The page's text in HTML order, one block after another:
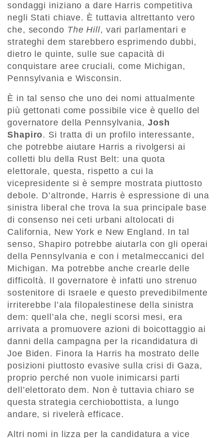
sondaggi iniziano a dare Harris competitiva
negli Stati chiave. È tuttavia altrettanto vero
che, secondo The Hill, vari parlamentari e
strateghi dem starebbero esprimendo dubbi,
dietro le quinte, sulle sue capacità di
conquistare aree cruciali, come Michigan,
Pennsylvania e Wisconsin.
È in tal senso che uno dei nomi attualmente
più gettonati come possibile vice è quello del
governatore della Pennsylvania, Josh
Shapiro. Si tratta di un profilo interessante,
che potrebbe aiutare Harris a rivolgersi ai
colletti blu della Rust Belt: una quota
elettorale, questa, rispetto a cui la
vicepresidente si è sempre mostrata piuttosto
debole. D’altronde, Harris è espressione di una
sinistra liberal che trova la sua principale base
di consenso nei ceti urbani altolocati di
California, New York e New England. In tal
senso, Shapiro potrebbe aiutarla con gli operai
della Pennsylvania e con i metalmeccanici del
Michigan. Ma potrebbe anche crearle delle
difficoltà. Il governatore è infatti uno strenuo
sostenitore di Israele e questo prevedibilmente
irriterebbe l’ala filopalestinese della sinistra
dem: quell’ala che, negli scorsi mesi, era
arrivata a promuovere azioni di boicottaggio ai
danni della campagna per la ricandidatura di
Joe Biden. Finora la Harris ha mostrato delle
posizioni piuttosto evasive sulla crisi di Gaza,
proprio perché non vuole inimicarsi parti
dell’elettorato dem. Non è tuttavia chiaro se
questa strategia cerchiobottista, a lungo
andare, si rivelerà efficace.
Altri nomi in lizza per la candidatura a vice